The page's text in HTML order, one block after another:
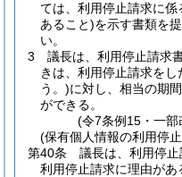
ては、利用停止請求に
あること)を示す書類を
い。
3
議長は、利用停止請求
きは、利用停止請求をし
う。)に対し、相当の期
ができる。
(令7条例15・一部
(保有個人情報の利用停
第40条
議長は、利用停
利用停止請求に理由が